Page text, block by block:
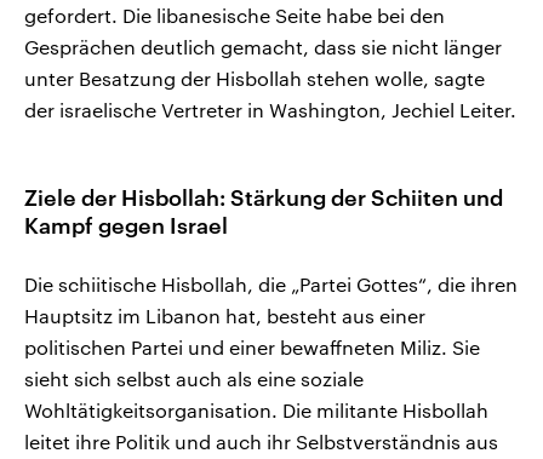
gefordert. Die libanesische Seite habe bei den
Gesprächen deutlich gemacht, dass sie nicht länger
unter Besatzung der Hisbollah stehen wolle, sagte
der israelische Vertreter in Washington, Jechiel Leiter.
Ziele der Hisbollah: Stärkung der Schiiten und
Kampf gegen Israel
Die schiitische Hisbollah, die „Partei Gottes“, die ihren
Hauptsitz im Libanon hat, besteht aus einer
politischen Partei und einer bewaffneten Miliz. Sie
sieht sich selbst auch als eine soziale
Wohltätigkeitsorganisation. Die militante Hisbollah
leitet ihre Politik und auch ihr Selbstverständnis aus